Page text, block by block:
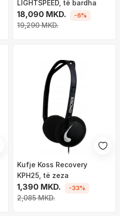
LIGHTSPEED, të bardha
18,090 MKD.
19,290 MKD.
-6%
Kufje Koss Recovery
KPH25, të zeza
1,390 MKD.
2,085 MKD.
-33%